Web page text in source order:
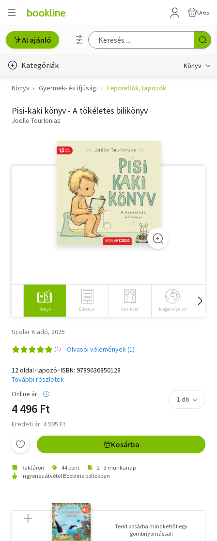
Üres
AI ajánló
Kategóriák Könyv
Életmód, egészség
Erotika
Hobbi, szabadidő
Szótár, nyelvkönyv
Természettudomány
Történelem
Könyv Gyermek- és ifjúsági Leporellók, lapozók
Pisi-kaki könyv - A tökéletes bilikönyv
Joelle Tourlonias
Könyv E-könyv Antikvár Idegen nyelvű
Scolar Kiadó, 2025
Olvasói vélemények (1)
12 oldal･lapozó･ISBN: 9789636850128
További részletek
Online ár:
4 496 Ft
Eredeti ár: 4 995 Ft
Kosárba
Raktáron 44 pont
2 - 3 munkanap
Ingyenes átvétel Bookline boltokban
Tedd kosárba mindkettőt egy
gombnyomással!